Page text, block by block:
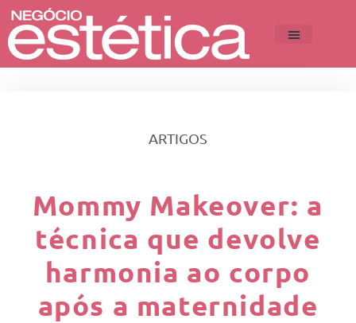
ARTIGOS
Mommy Makeover: a
técnica que devolve
harmonia ao corpo
após a maternidade